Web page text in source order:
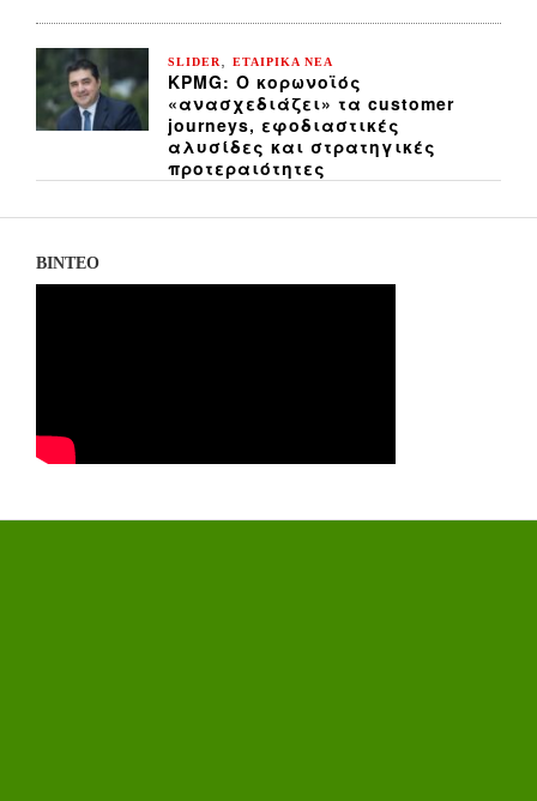
SLIDER ΕΤΑΙΡΙΚΑ ΝΕΑ
KPMG: Ο κορωνοϊός
«ανασχεδιάζει» τα customer
journeys, εφοδιαστικές
αλυσίδες και στρατηγικές
προτεραιότητες
ΒΙΝΤΕΟ